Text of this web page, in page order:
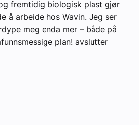
fremtidig biologisk plast gjør
å arbeide hos Wavin. Jeg ser
meg enda mer – både på
plan! avslutter